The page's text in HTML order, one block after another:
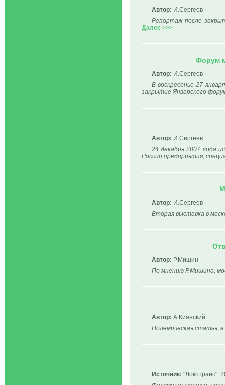
Автор: И.Сергеев
Репортаж после
Далее >>>
Форум
Автор: И.Сергеев
В воскресенье 27
закрытие Январского
Автор: И.Сергеев
24 декабря 2007 года
России предприятия,
Автор: И.Сергеев
Вторая выставка в
Автор: Р.Мишин
По мнению Р.Мишина,
Автор: А.Киянский
Полемическая статья,
Источник: "Локотранс",